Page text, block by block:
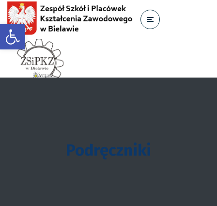
Otwórz pasek narzędzi
Podręczniki